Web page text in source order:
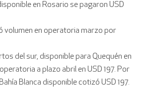
en Rosario se pagaron USD
volumen en operatoria marzo por
del sur, disponible para Quequén en
a plazo abril en USD 197. Por
Blanca disponible cotizó USD 197.